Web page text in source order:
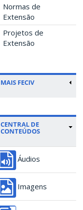
Normas de
Extensão
Projetos de
Extensão
MAIS FECIV
CENTRAL DE
CONTEÚDOS
Áudios
Imagens